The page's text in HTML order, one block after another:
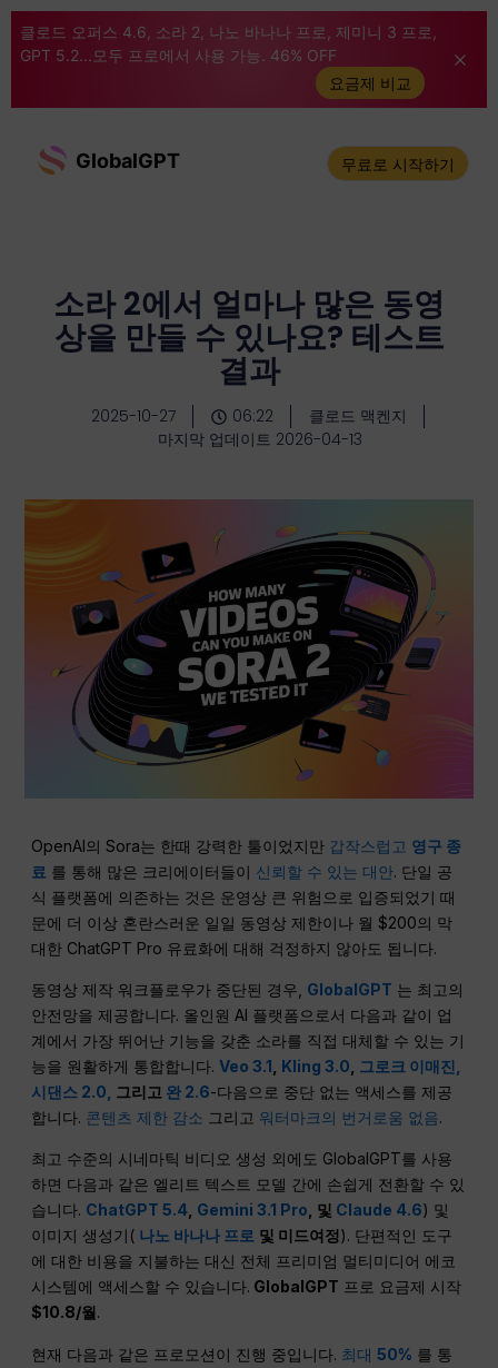
클로드 오퍼스 4.6, 소라 2, 나노 바나나 프로, 제미니 3 프로,
GPT 5.2...모두 프로에서 사용 가능. 46% OFF
요금제 비교
GlobalGPT 무료로 시작하기
소라 2에서 얼마나 많은 동영
상을 만들 수 있나요? 테스트
결과
2025-10-27 06:22
클로드 맥켄지
마지막 업데이트 2026-04-13
OpenAI의 Sora는 한때 강력한 툴이었지만 갑작스럽고 영구 종
료 를 통해 많은 크리에이터들이 신뢰할 수 있는 대안. 단일 공
식 플랫폼에 의존하는 것은 운영상 큰 위험으로 입증되었기 때
문에 더 이상 혼란스러운 일일 동영상 제한이나 월 $200의 막
대한 ChatGPT Pro 유료화에 대해 걱정하지 않아도 됩니다.
동영상 제작 워크플로우가 중단된 경우, GlobalGPT 는 최고의
안전망을 제공합니다. 올인원 AI 플랫폼으로서 다음과 같이 업
계에서 가장 뛰어난 기능을 갖춘 소라를 직접 대체할 수 있는 기
능을 원활하게 통합합니다.Veo 3.1 Kling 3.0
그로크 이매진,
시댄스 2.0,
그리고 완 2.6-다음으로 중단 없는 액세스를 제공
합니다. 콘텐츠 제한 감소 그리고 워터마크의 번거로움 없음.
최고 수준의 시네마틱 비디오 생성 외에도 GlobalGPT를 사용
하면 다음과 같은 엘리트 텍스트 모델 간에 손쉽게 전환할 수 있
습니다. ChatGPT 5.4, Gemini 3.1 Pro, 및 Claude 4.6) 및
이미지 생성기( 나노 바나나 프로 및 미드여정). 단편적인 도구
에 대한 비용을 지불하는 대신 전체 프리미엄 멀티미디어 에코
시스템에 액세스할 수 있습니다. GlobalGPT 프로 요금제 시작
$10.8/월 .
현재 다음과 같은 프로모션이 진행 중입니다. 최대50% 를 통